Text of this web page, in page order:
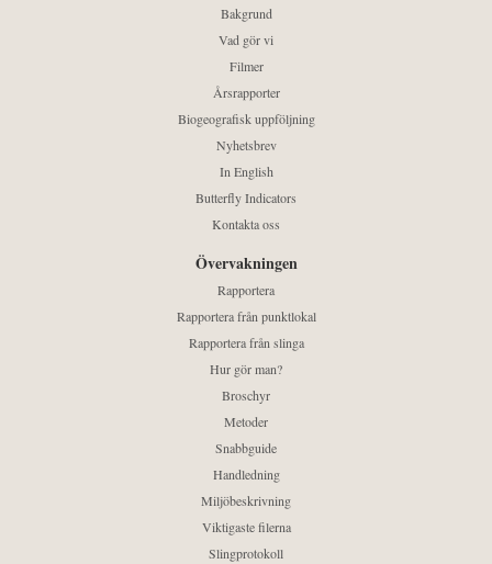
Bakgrund
Vad gör vi
Filmer
Årsrapporter
Biogeografisk uppföljning
Nyhetsbrev
In English
Butterfly Indicators
Kontakta oss
Övervakningen
Rapportera
Rapportera från punktlokal
Rapportera från slinga
Hur gör man?
Broschyr
Metoder
Snabbguide
Handledning
Miljöbeskrivning
Viktigaste filerna
Slingprotokoll